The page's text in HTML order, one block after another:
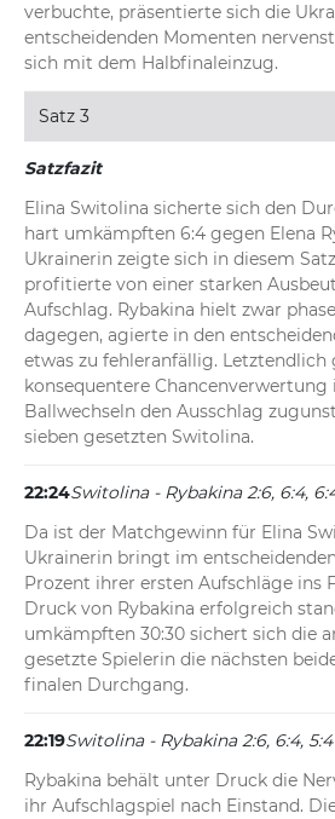
verbuchte, präsentierte sich die
entscheidenden Momenten
sich mit dem Halbfinaleinzug.
Satz 3
Satzfazit
Elina Switolina sicherte sich den
hart umkämpften 6:4 gegen Elena
Ukrainerin zeigte sich in diesem
profitierte von einer starken
Aufschlag. Rybakina hielt zwar
dagegen, agierte in den
etwas zu fehleranfällig. Letztendlich
konsequentere
Ballwechseln den Ausschlag
sieben gesetzten Switolina.
22:24Switolina - Rybakina 2:6, 6:4,
Da ist der Matchgewinn für Elina
Ukrainerin bringt im
Prozent ihrer ersten Aufschläge ins
Druck von Rybakina erfolgreich
umkämpften 30:30 sichert sich die
gesetzte Spielerin die nächsten
finalen Durchgang.
22:19Switolina - Rybakina 2:6, 6:4, 5:4
Rybakina behält unter Druck die
ihr Aufschlagspiel nach Einstand.